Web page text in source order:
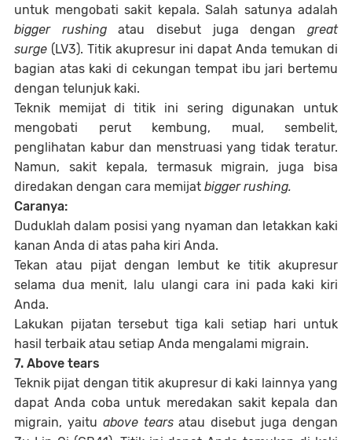
untuk mengobati sakit kepala. Salah satunya adalah
bigger rushingatau disebut juga dengangreat
surge (LV3). Titik akupresur ini dapat Anda temukan di
bagian atas kaki di cekungan tempat ibu jari bertemu
dengan telunjuk kaki.
Teknik memijat di titik ini sering digunakan untuk
mengobati perut kembung, mual, sembelit,
penglihatan kabur dan menstruasi yang tidak teratur.
Namun, sakit kepala, termasuk migrain, juga bisa
diredakan dengan cara memijat bigger rushing.
Caranya:
Duduklah dalam posisi yang nyaman dan letakkan kaki
kanan Anda di atas paha kiri Anda.
Tekan atau pijat dengan lembut ke titik akupresur
selama dua menit, lalu ulangi cara ini pada kaki kiri
Anda.
Lakukan pijatan tersebut tiga kali setiap hari untuk
hasil terbaik atau setiap Anda mengalami migrain.
7. Above tears
Teknik pijat dengan titik akupresur di kaki lainnya yang
dapat Anda coba untuk meredakan sakit kepala dan
migrain, yaitu above tearsatau disebut juga dengan